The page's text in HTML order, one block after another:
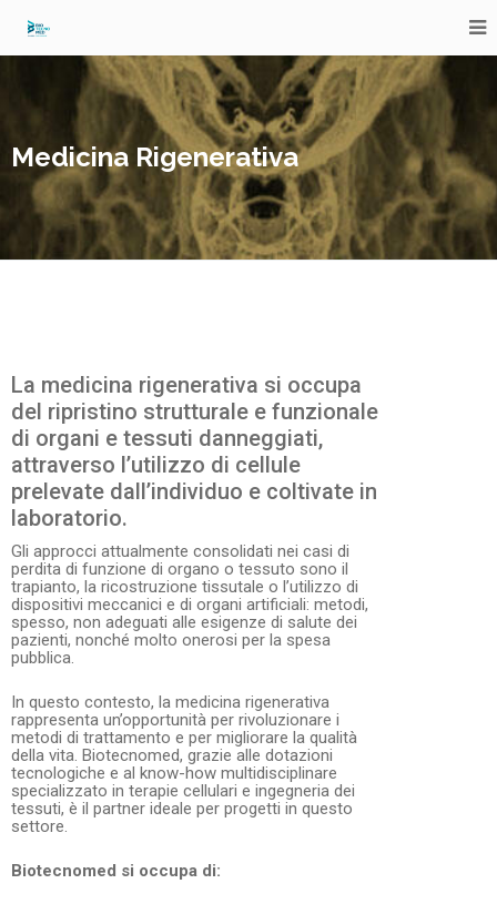
Medicina Rigenerativa
La medicina rigenerativa si occupa
del ripristino strutturale e funzionale
di organi e tessuti danneggiati,
attraverso l’utilizzo di cellule
prelevate dall’individuo e coltivate in
laboratorio.
Gli approcci attualmente consolidati nei casi di
perdita di funzione di organo o tessuto sono il
trapianto, la ricostruzione tissutale o l’utilizzo di
dispositivi meccanici e di organi artificiali: metodi,
spesso, non adeguati alle esigenze di salute dei
pazienti, nonché molto onerosi per la spesa
pubblica.
In questo contesto, la medicina rigenerativa
rappresenta un’opportunità per rivoluzionare i
metodi di trattamento e per migliorare la qualità
della vita. Biotecnomed, grazie alle dotazioni
tecnologiche e al know-how multidisciplinare
specializzato in terapie cellulari e ingegneria dei
tessuti, è il partner ideale per progetti in questo
settore.
Biotecnomed si occupa di: